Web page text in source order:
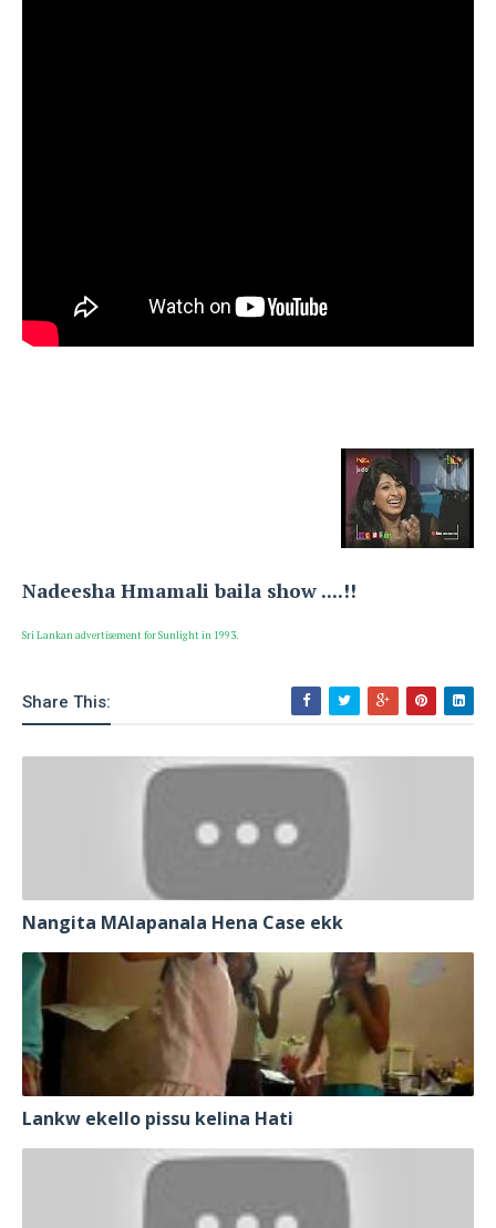
Nadeesha Hmamali baila show ....!!
Sri Lankan advertisement for Sunlight in 1993.
Share This:
Nangita MAlapanala Hena Case ekk
Lankw ekello pissu kelina Hati